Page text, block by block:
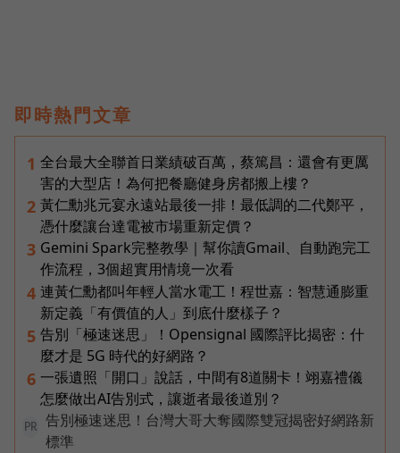
即時熱門文章
1 全台最大全聯首日業績破百萬，蔡篤昌：還會有更厲
害的大型店！為何把餐廳健身房都搬上樓？
2 黃仁勳兆元宴永遠站最後一排！最低調的二代鄭平，
憑什麼讓台達電被市場重新定價？
3 Gemini Spark完整教學｜幫你讀Gmail、自動跑完工
作流程，3個超實用情境一次看
4 連黃仁勳都叫年輕人當水電工！程世嘉：智慧通膨重
新定義「有價值的人」到底什麼樣子？
5 告別「極速迷思」！Opensignal 國際評比揭密：什
麼才是 5G 時代的好網路？
6 一張遺照「開口」說話，中間有8道關卡！翊嘉禮儀
怎麼做出AI告別式，讓逝者最後道別？
PR
告別極速迷思！台灣大哥大奪國際雙冠揭密好網路新
標準